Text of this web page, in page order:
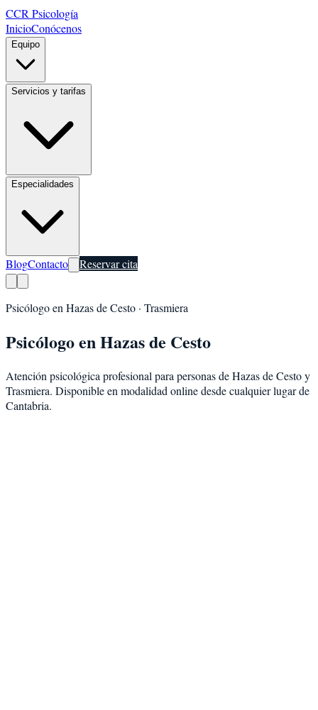
CCR Psicología
InicioConócenos
Equipo
Servicios y tarifas
Especialidades
BlogContacto Reservar cita
Psicólogo en Hazas de Cesto · Trasmiera
Psicólogo enHazas de Cesto
Atención psicológica profesional para personas deHazas de Cestoy
Trasmiera. Disponible en modalidad online desde cualquier lugar de
Cantabria.